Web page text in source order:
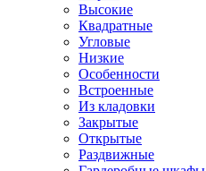
Высокие
Квадратные
Угловые
Низкие
Особенности
Встроенные
Из кладовки
Закрытые
Открытые
Раздвижные